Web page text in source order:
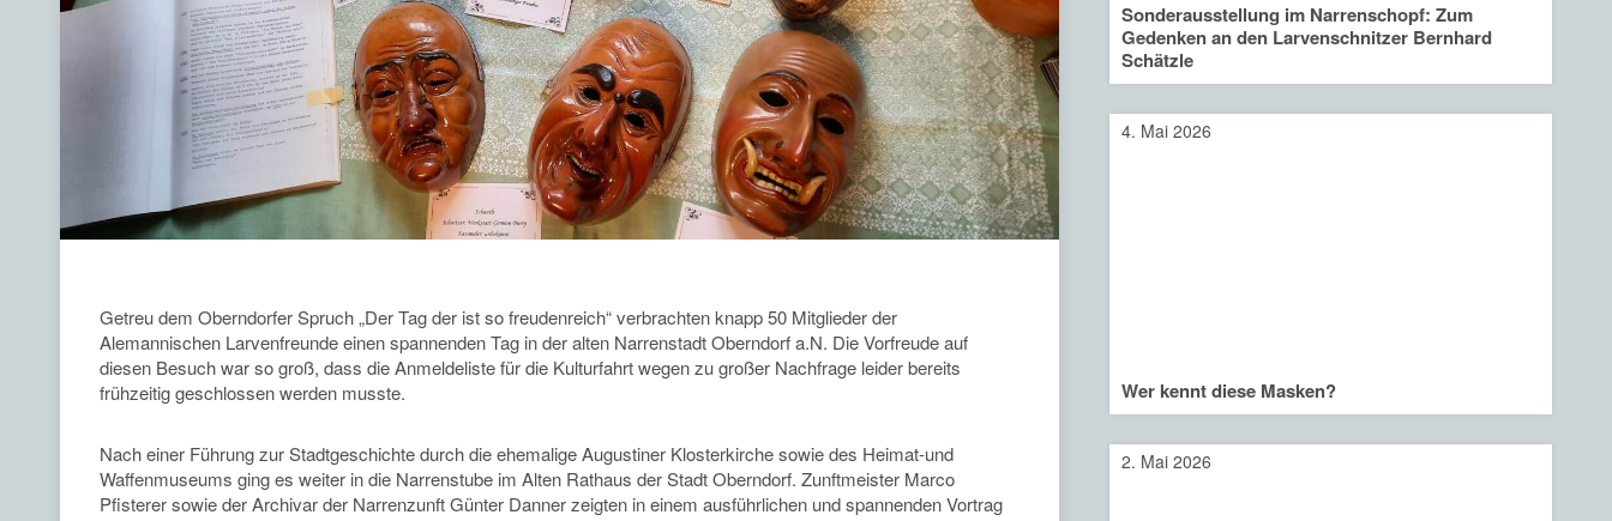
Getreu dem Oberndorfer Spruch „Der Tag der ist so freudenreich“ verbrachten knapp 50 Mitglieder der
Alemannischen Larvenfreunde einen spannenden Tag in der alten Narrenstadt Oberndorf a.N. Die Vorfreude auf
diesen Besuch war so groß, dass die Anmeldeliste für die Kulturfahrt wegen zu großer Nachfrage leider bereits
frühzeitig geschlossen werden musste.
Nach einer Führung zur Stadtgeschichte durch die ehemalige Augustiner Klosterkirche sowie des Heimat-und
Waffenmuseums ging es weiter in die Narrenstube im Alten Rathaus der Stadt Oberndorf. Zunftmeister Marco
Pfisterer sowie der Archivar der Narrenzunft Günter Danner zeigten in einem ausführlichen und spannenden Vortrag
Sonderausstellung im Narrenschopf: Zum
Gedenken an den Larvenschnitzer Bernhard
Schätzle
Wer kennt diese Masken?
4. Mai 2026
2. Mai 2026